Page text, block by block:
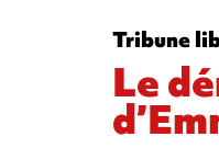
Tribune
Le